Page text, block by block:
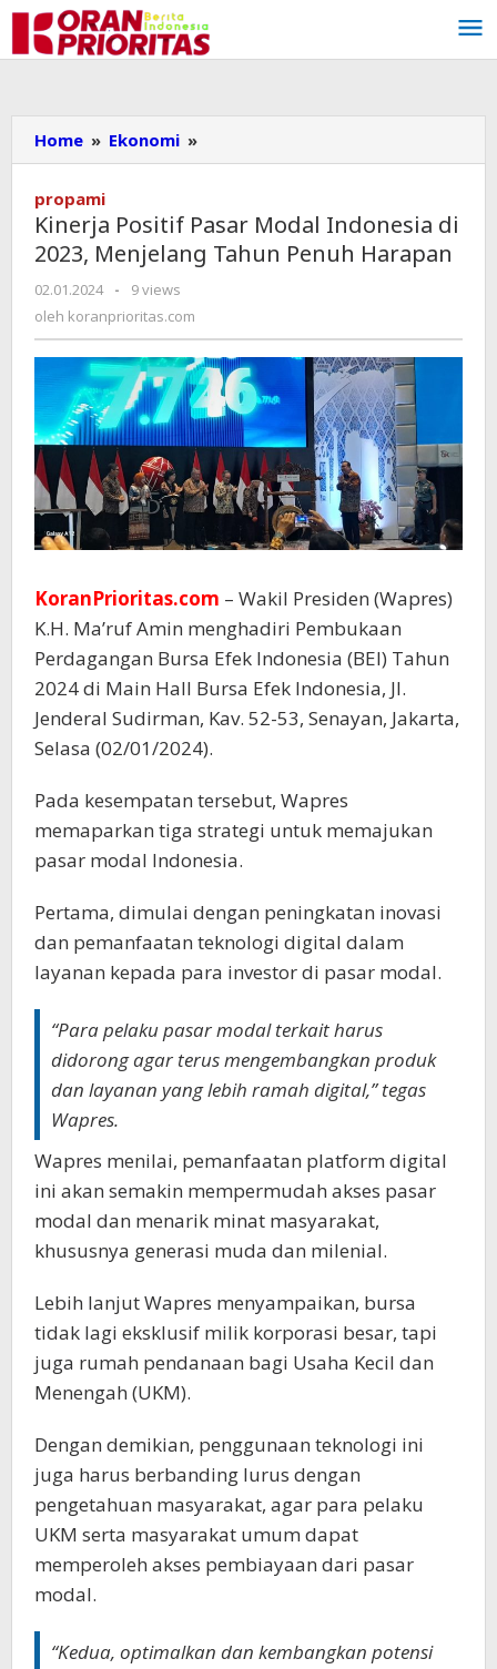
Lewati
konten
Home » Ekonomi »
Positif
Modal
Indonesia
di
Tahun
Penuh
Harapan
propami
Kinerja Positif Pasar Modal Indonesia di
2023, Menjelang Tahun Penuh Harapan
02.01.2024
oleh
koranprioritas.com
-
9 views
oleh koranprioritas.com
KoranPrioritas.com – Wakil Presiden (Wapres)
K.H. Ma’ruf Amin menghadiri Pembukaan
Perdagangan Bursa Efek Indonesia (BEI) Tahun
2024 di Main Hall Bursa Efek Indonesia, Jl.
Jenderal Sudirman, Kav. 52-53, Senayan, Jakarta,
Selasa (02/01/2024).
Pada kesempatan tersebut, Wapres
memaparkan tiga strategi untuk memajukan
pasar modal Indonesia.
Pertama, dimulai dengan peningkatan inovasi
dan pemanfaatan teknologi digital dalam
layanan kepada para investor di pasar modal.
“Para pelaku pasar modal terkait harus
didorong agar terus mengembangkan produk
dan layanan yang lebih ramah digital,” tegas
Wapres.
Wapres menilai, pemanfaatan platform digital
ini akan semakin mempermudah akses pasar
modal dan menarik minat masyarakat,
khususnya generasi muda dan milenial.
Lebih lanjut Wapres menyampaikan, bursa
tidak lagi eksklusif milik korporasi besar, tapi
juga rumah pendanaan bagi Usaha Kecil dan
Menengah (UKM).
Dengan demikian, penggunaan teknologi ini
juga harus berbanding lurus dengan
pengetahuan masyarakat, agar para pelaku
UKM serta masyarakat umum dapat
memperoleh akses pembiayaan dari pasar
modal.
“Kedua, optimalkan dan kembangkan potensi